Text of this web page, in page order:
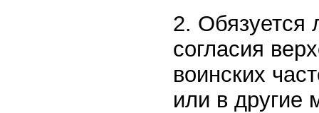
2. Обязуется
согласия
воинских
или в другие